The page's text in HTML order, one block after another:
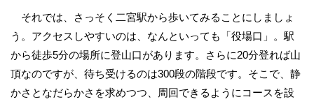
それでは、さっそく二宮駅から歩いてみることにしましょ
う。アクセスしやすいのは、なんといっても「役場口」。駅
から徒歩5分の場所に登山口があります。さらに20分登れば山
頂なのですが、待ち受けるのは300段の階段です。そこで、静
かさとなだらかさを求めつつ、周回できるようにコースを設